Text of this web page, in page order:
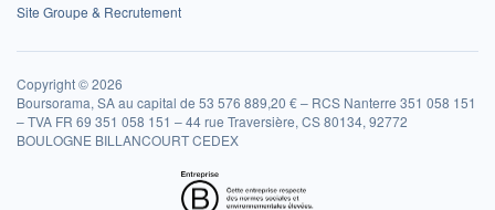
Site Groupe & Recrutement
Copyright © 2026
Boursorama, SA au capital de 53 576 889,20 € – RCS Nanterre 351 058 151
– TVA FR 69 351 058 151 – 44 rue Traversière, CS 80134, 92772
BOULOGNE BILLANCOURT CEDEX